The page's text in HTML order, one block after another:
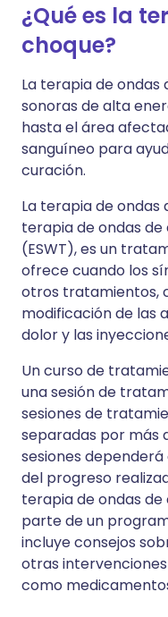
¿Qué es la
choque?
La terapia de ondas
sonoras de alta
hasta el área
sanguíneo para
curación.
La terapia de
terapia de ondas
(ESWT), es un
ofrece cuando los
otros tratamientos,
modificación de las
dolor y las
Un curso de
una sesión de
sesiones de
separadas por más
sesiones
del progreso
terapia de ondas
parte de un
incluye consejos
otras
como